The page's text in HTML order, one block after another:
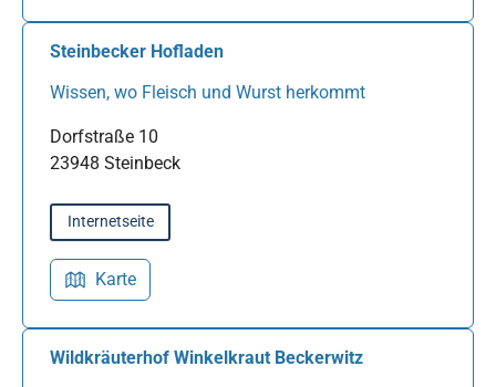
Steinbecker Hofladen
Wissen, wo Fleisch und Wurst herkommt
Dorfstraße 10
23948 Steinbeck
Internetseite
Karte
Wildkräuterhof Winkelkraut Beckerwitz